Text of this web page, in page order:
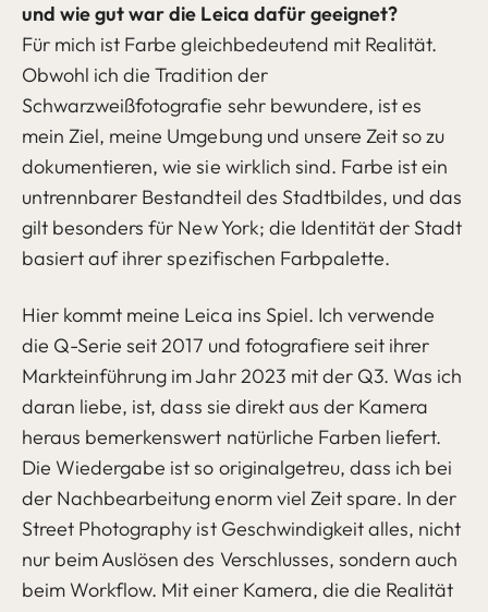
und wie gut war die Leica dafür geeignet?
Für mich ist Farbe gleichbedeutend mit Realität.
Obwohl ich die Tradition der
Schwarzweißfotografie sehr bewundere, ist es
mein Ziel, meine Umgebung und unsere Zeit so zu
dokumentieren, wie sie wirklich sind. Farbe ist ein
untrennbarer Bestandteil des Stadtbildes, und das
gilt besonders für New York; die Identität der Stadt
basiert auf ihrer spezifischen Farbpalette.
Hier kommt meine Leica ins Spiel. Ich verwende
die Q-Serie seit 2017 und fotografiere seit ihrer
Markteinführung im Jahr 2023 mit der Q3. Was ich
daran liebe, ist, dass sie direkt aus der Kamera
heraus bemerkenswert natürliche Farben liefert.
Die Wiedergabe ist so originalgetreu, dass ich bei
der Nachbearbeitung enorm viel Zeit spare. In der
Street Photography ist Geschwindigkeit alles, nicht
nur beim Auslösen des Verschlusses, sondern auch
beim Workflow. Mit einer Kamera, die die Realität